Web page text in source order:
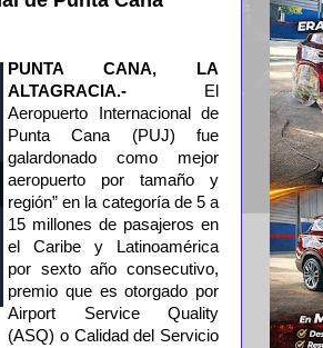
PUNTA CANA, LA
ALTAGRACIA.-
El
Aeropuerto Internacional de
Punta Cana (PUJ) fue
galardonado como mejor
aeropuerto por tamaño y
región” en la categoría de 5 a
15 millones de pasajeros en
el Caribe y Latinoamérica
por sexto año consecutivo,
premio que es otorgado por
Airport Service Quality
(ASQ) o Calidad del Servicio